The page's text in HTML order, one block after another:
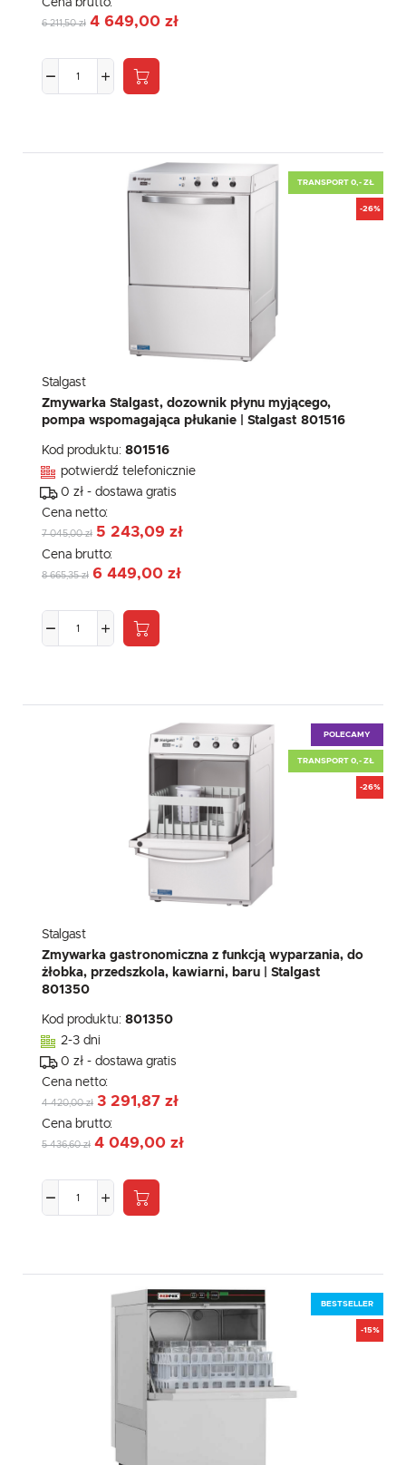
Cena brutto:
6 211,50 zł 4 649,00 zł
TRANSPORT 0,- ZŁ
-26%
Stalgast
Zmywarka Stalgast, dozownik płynu myjącego,
pompa wspomagająca płukanie | Stalgast 801516
Kod produktu: 801516
potwierdź telefonicznie
0 zł - dostawa gratis
Cena netto:
7 045,00 zł 5 243,09 zł
Cena brutto:
8 665,35 zł 6 449,00 zł
POLECAMY
TRANSPORT 0,- ZŁ
-26%
Stalgast
Zmywarka gastronomiczna z funkcją wyparzania, do
żłobka, przedszkola, kawiarni, baru | Stalgast
801350
Kod produktu: 801350
2-3 dni
0 zł - dostawa gratis
Cena netto:
4 420,00 zł 3 291,87 zł
Cena brutto:
5 436,60 zł 4 049,00 zł
BESTSELLER
-15%